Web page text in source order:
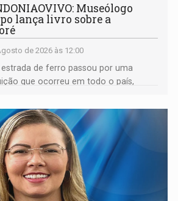
Museólogo
lança livro sobre a
de 2026 às 12:00
de ferro passou por uma
que ocorreu em todo o país,